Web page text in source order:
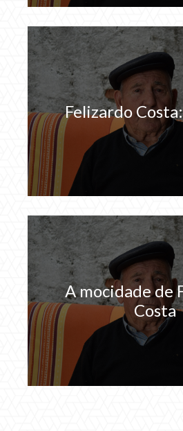
Felizardo
A mocidade de
Costa